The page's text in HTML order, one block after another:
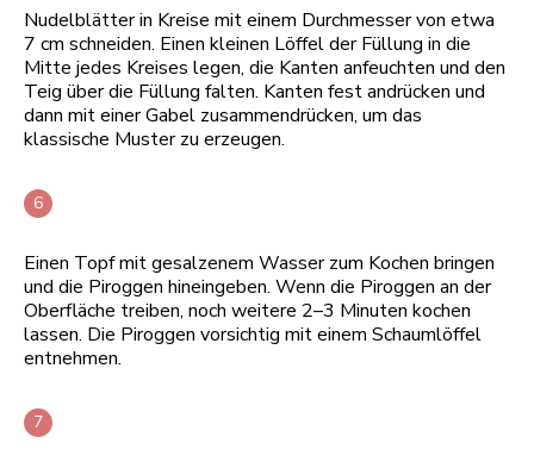
Nudelblätter in Kreise mit einem Durchmesser von etwa
7 cm schneiden. Einen kleinen Löffel der Füllung in die
Mitte jedes Kreises legen, die Kanten anfeuchten und den
Teig über die Füllung falten. Kanten fest andrücken und
dann mit einer Gabel zusammendrücken, um das
klassische Muster zu erzeugen.
Einen Topf mit gesalzenem Wasser zum Kochen bringen
und die Piroggen hineingeben. Wenn die Piroggen an der
Oberfläche treiben, noch weitere 2–3 Minuten kochen
lassen. Die Piroggen vorsichtig mit einem Schaumlöffel
entnehmen.